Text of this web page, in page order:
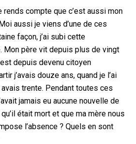
rends compte que c’est aussi mon
aussi je viens d’une de ces
façon, j’ai subi cette
Mon père vit depuis plus de vingt
depuis devenu citoyen
j’avais douze ans, quand je l’ai
avais trente. Pendant toutes ces
jamais eu aucune nouvelle de
qu’il était mort et que ma mère nous
l’absence ? Quels en sont